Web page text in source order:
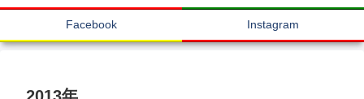
Facebook Instagram
2013年